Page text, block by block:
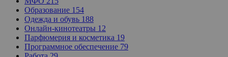
Образование 154
Одежда и обувь 188
Онлайн-кинотеатры 12
Парфюмерия и косметика 19
Программное обеспечение 79